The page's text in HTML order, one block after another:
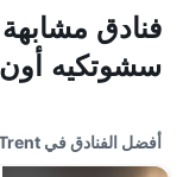
فنادق
سشوتكيه
أفضل الفنادق في Stoke-on-Trent